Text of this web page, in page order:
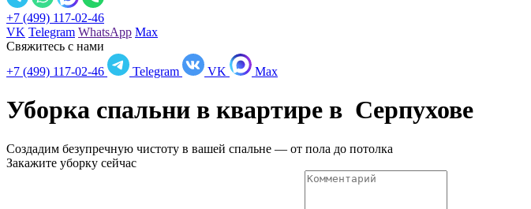
+7 (499) 117-02-46
VK Telegram WhatsApp Max
Свяжитесь с нами
+7 (499) 117-02-46
Telegram VK Max
Уборка спальни в квартире в Серпухове
Создадим безупречную чистоту в вашей спальне — от пола до потолка
Закажите уборку сейчас